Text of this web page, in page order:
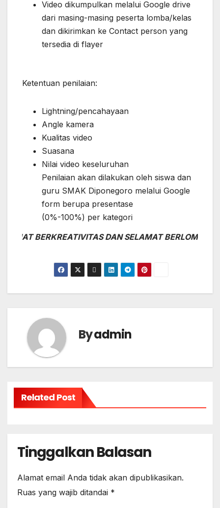
Video dikumpulkan melalui Google drive
dari masing-masing peserta lomba/kelas
dan dikirimkan ke Contact person yang
tersedia di flayer
Ketentuan penilaian:
Lightning/pencahayaan
Angle kamera
Kualitas video
Suasana
Nilai video keseluruhan
Penilaian akan dilakukan oleh siswa dan
guru SMAK Diponegoro melalui Google
form berupa presentase
(0%-100%) per kategori
BERKREATIVITAS DAN SELAMAT BERLOMBA….
Byadmin
Related Post
Tinggalkan Balasan
Alamat email Anda tidak akan dipublikasikan.
Ruas yang wajib ditandai *